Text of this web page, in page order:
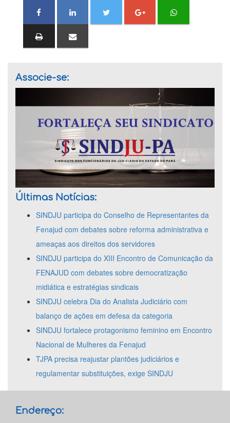
Associe-se:
Últimas Notícias:
SINDJU participa do Conselho de Representantes da
Fenajud com debates sobre reforma administrativa e
ameaças aos direitos dos servidores
SINDJU participa do XIII Encontro de Comunicação da
FENAJUD com debates sobre democratização
midiática e estratégias sindicais
SINDJU celebra Dia do Analista Judiciário com
balanço de ações em defesa da categoria
SINDJU fortalece protagonismo feminino em Encontro
Nacional de Mulheres da Fenajud
TJPA precisa reajustar plantões judiciários e
regulamentar substituições, exige SINDJU
Endereço: